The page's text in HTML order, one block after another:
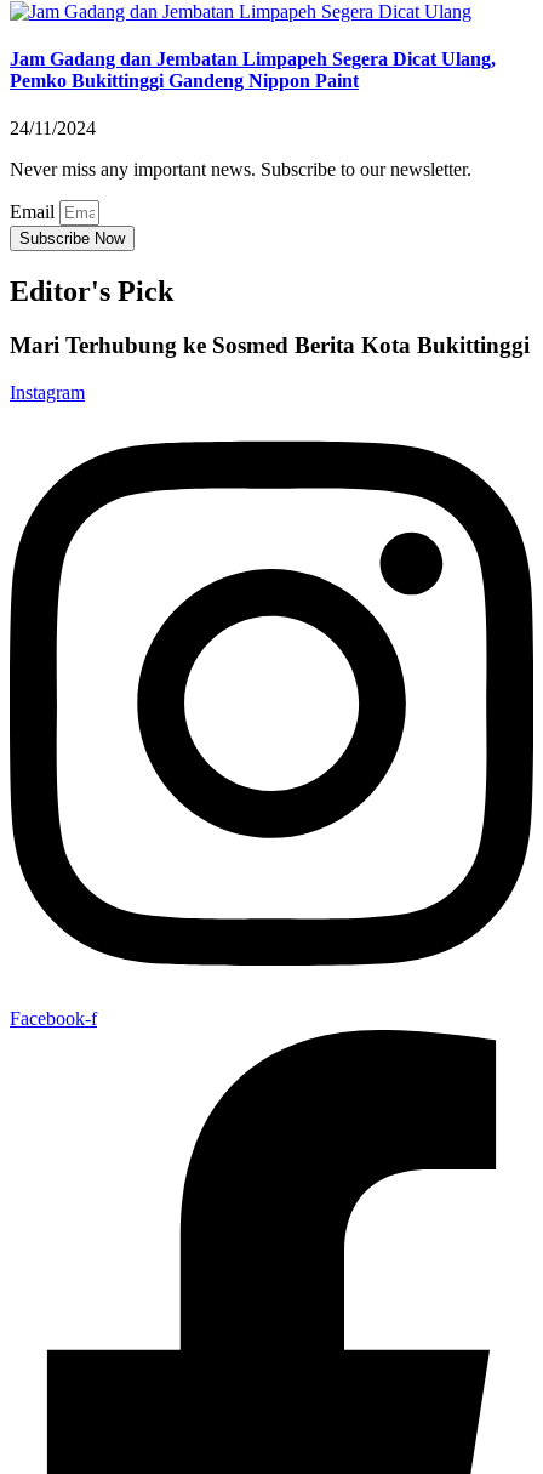
Jam Gadang dan Jembatan Limpapeh Segera Dicat Ulang,
Pemko Bukittinggi Gandeng Nippon Paint
24/11/2024
Never miss any important news. Subscribe to our newsletter.
Email
Subscribe Now
Editor's Pick
Mari Terhubung ke Sosmed Berita Kota Bukittinggi
Instagram
Facebook-f